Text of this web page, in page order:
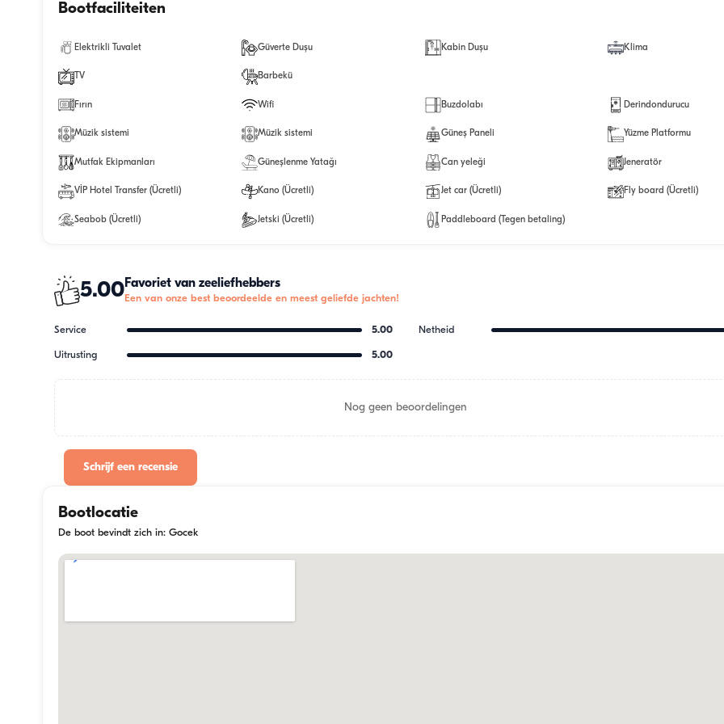
Bootfaciliteiten
Elektrikli Tuvalet Güverte Duşu Kabin Duşu Klima
TV Barbekü
Fırın Wifi Buzdolabı Derindondurucu
Müzik sistemi Müzik sistemi Güneş Paneli Yüzme Platformu
Mutfak Ekipmanları Güneşlenme Yatağı Can yeleği Jeneratör
VİP Hotel Transfer (Ücretli) Kano (Ücretli) Jet car (Ücretli) Fly board (Ücretli)
Seabob (Ücretli) Jetski (Ücretli) Paddleboard (Tegen betaling)
5.00Favoriet van zeeliefhebbers
Een van onze best beoordeelde en meest geliefde jachten!
Service 5.00 Netheid
Uitrusting 5.00
Nog geen beoordelingen
Schrijf een recensie
Bootlocatie
De boot bevindt zich in: Gocek